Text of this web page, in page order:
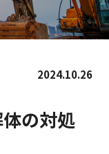
2024.10.26
の対処